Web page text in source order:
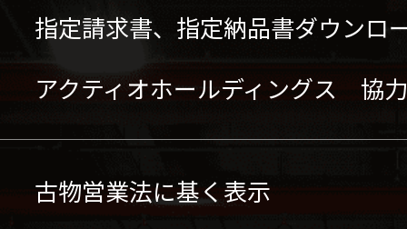
指定請求書、指定納品書ダウンロ
アクティオホールディングス 協
古物営業法に基く表示